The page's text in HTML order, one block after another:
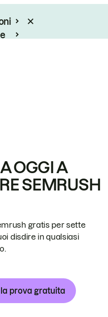
OGGI A
SEMRUSH
gratis per sette
disdire in qualsiasi
la prova gratuita